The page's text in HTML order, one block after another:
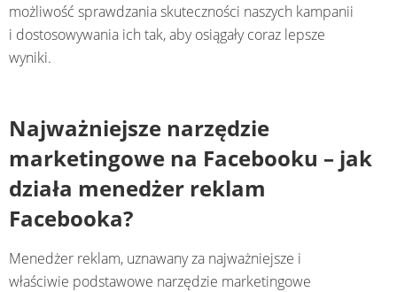
możliwość sprawdzania skuteczności naszych kampanii
i dostosowywania ich tak, aby osiągały coraz lepsze
wyniki.
Najważniejsze narzędzie
marketingowe na Facebooku – jak
działa menedżer reklam
Facebooka?
Menedżer reklam, uznawany za najważniejsze i
właściwie podstawowe narzędzie marketingowe